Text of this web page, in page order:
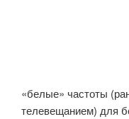
«белые» частоты
телевещанием) для